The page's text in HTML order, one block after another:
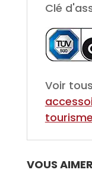
Clé
Voir
VOUS